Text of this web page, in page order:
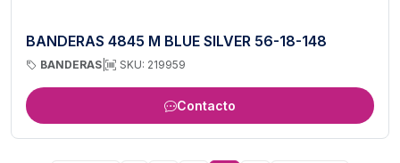
BANDERAS 4845 M BLUE SILVER 56-18-148
BANDERAS SKU: 219959
Contacto